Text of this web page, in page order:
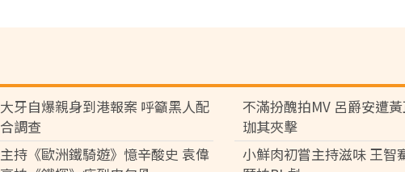
大牙自爆親身到港報案 呼籲黑人配
合調查
不滿扮醜拍MV 呂爵安遭
珈其夾擊
主持《歐洲鐵騎遊》憶辛酸史 袁偉
小鮮肉初嘗主持滋味 王智